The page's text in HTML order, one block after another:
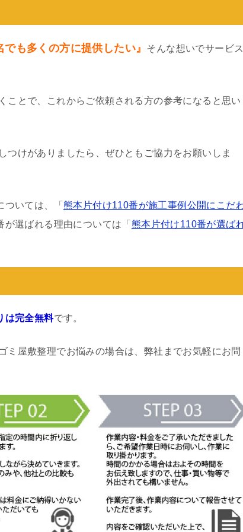
でも多くの方に提供したい』
そんな想いでサービス
ことで、これからご依頼される方の参考になると思い
けがありましたら、ぜひともご協力をお願いしま
いては、「 熊本片付け110番が施工事例公開にこだ
選ばれる理由については「 熊本片付け110番が選ば
は完全無料です。
ミ屋敷整理でお悩みの場合は、弊社までお気軽にお問